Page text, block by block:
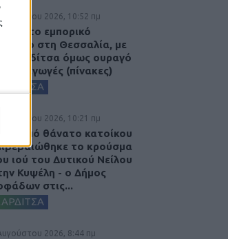
2026, 10:52 πμ
το εμπορικό
στη Θεσσαλία, με
Καρδίτσα όμως ουραγό
εξαγωγές (πίνακες)
ΚΑΡΔΙΤΣΑ
2026, 10:21 πμ
από θάνατο κατοίκου
το κρούσμα
ιού του Δυτικού Νείλου
Κυψέλη - ο Δήμος
στις...
2026, 8:44 πμ